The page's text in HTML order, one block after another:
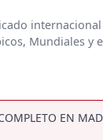
internacional
Mundiales y
EN